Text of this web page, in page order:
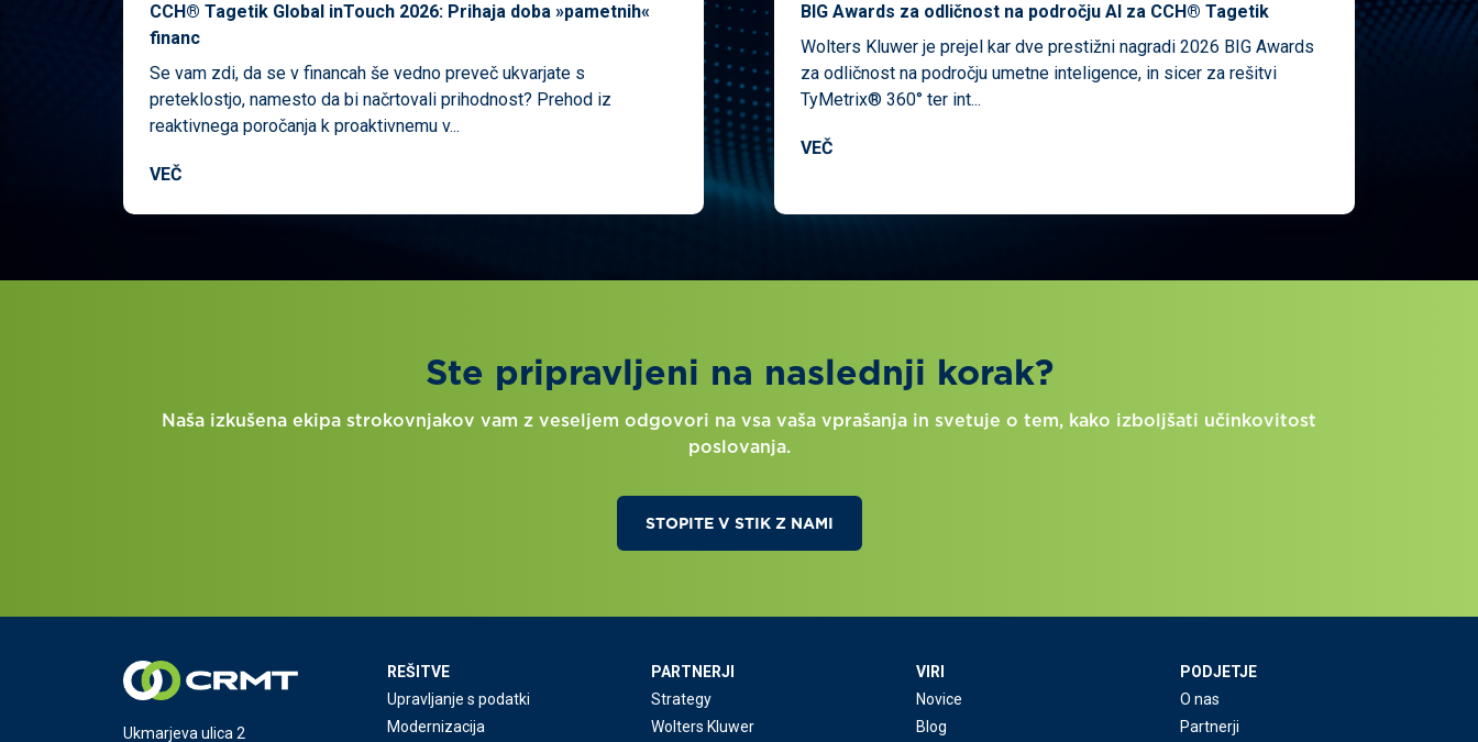
CCH® Tagetik Global inTouch 2026: Prihaja doba »pametnih«
financ
Se vam zdi, da se v financah še vedno preveč ukvarjate s
preteklostjo, namesto da bi načrtovali prihodnost? Prehod iz
reaktivnega poročanja k proaktivnemu v...
VEČ
BIG Awards za odličnost na področju AI za CCH® Tagetik
Wolters Kluwer je prejel kar dve prestižni nagradi 2026 BIG Awards
za odličnost na področju umetne inteligence, in sicer za rešitvi
TyMetrix® 360° ter int...
VEČ
Ste pripravljeni na naslednji korak?
Naša izkušena ekipa strokovnjakov vam z veseljem odgovori na vsa vaša vprašanja in svetuje o tem, kako izboljšati učinkovitost
poslovanja.
STOPITE V STIK Z NAMI
Ukmarjeva ulica 2
REŠITVE
Upravljanje s podatki
Modernizacija
PARTNERJI
Strategy
Wolters Kluwer
VIRI
Novice
Blog
PODJETJE
O nas
Partnerji